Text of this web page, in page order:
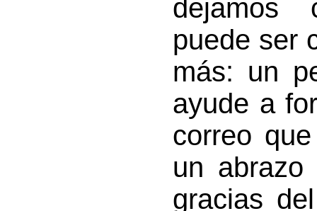
dejamos
puede ser
más: un
ayude a
correo
un
gracias